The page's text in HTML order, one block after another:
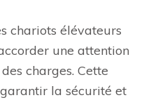
chariots élévateurs
une attention
charges. Cette
la sécurité et